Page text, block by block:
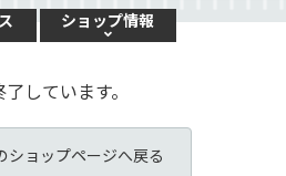
ショップ情報
しています。
ショップページへ戻る